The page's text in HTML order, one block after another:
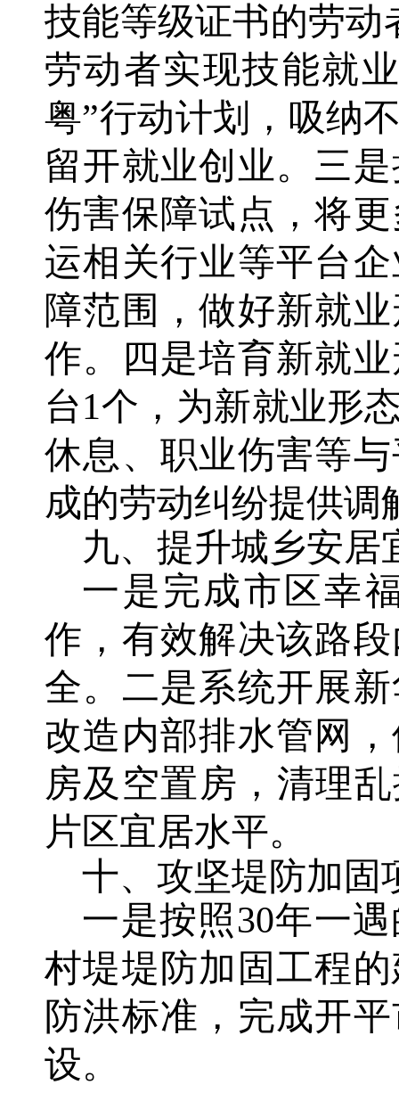
技能等级证书的劳动
劳动者实现技能就
粤”行动计划，吸纳
留开就业创业。三
伤害保障试点，将
运相关行业等平台
障范围，做好新就
作。四是培育新就
台1个，为新就业形
休息、职业伤害等
成的劳动纠纷提供调
九、提升城乡安居
一是完成市区幸
作，有效解决该路
全。二是系统开展
改造内部排水管网
房及空置房，清理
片区宜居水平。
十、攻坚堤防加固
一是按照30年一
村堤堤防加固工程
防洪标准，完成开
设。